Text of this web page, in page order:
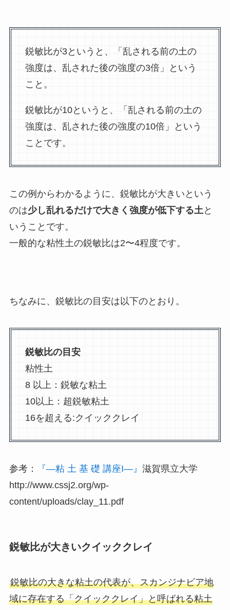
鋭敏比が3というと、「乱される前の土の
強度は、乱された後の強度の3倍」という
こと。
鋭敏比が10というと、「乱される前の土の
強度は、乱された後の強度の10倍」という
ことです。
この例からわかるように、鋭敏比が大きいという
のは少し乱れるだけで大きく強度が低下する土 と
いうことです。
一般的な粘性土の鋭敏比は2〜4程度です。
ちなみに、鋭敏比の目安は以下のとおり。
鋭敏比の目安
粘性土
8 以上：鋭敏な粘土
10以上：超鋭敏粘土
16を超える:クイッククレイ
参考： 『―粘 土 基 礎 講座I―』 滋賀県立大学
http://www.cssj2.org/wp-
content/uploads/clay_11.pdf
鋭敏比が大きいクイッククレイ
鋭敏比の大きな粘土の代表が、スカンジナビア地
域に存在する「クイッククレイ」と呼ばれる粘土